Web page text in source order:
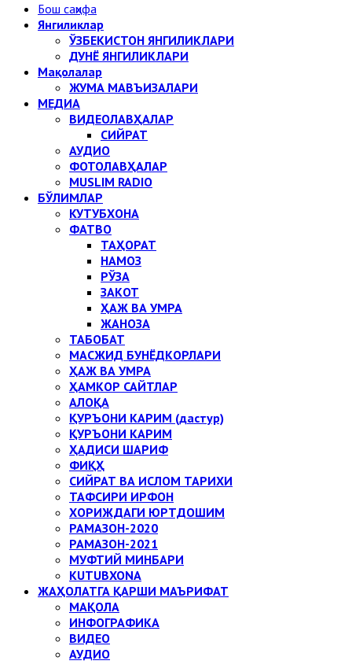
Бош саҳифа
Янгиликлар
ЎЗБЕКИСТОН ЯНГИЛИКЛАРИ
ДУНЁ ЯНГИЛИКЛАРИ
Мақолалар
ЖУМА МАВЪИЗАЛАРИ
МЕДИА
ВИДЕОЛАВҲАЛАР
СИЙРАТ
АУДИО
ФОТОЛАВҲАЛАР
MUSLIM RADIO
БЎЛИМЛАР
КУТУБХОНА
ФАТВО
ТАҲОРАТ
НАМОЗ
РЎЗА
ЗАКОТ
ҲАЖ ВА УМРА
ЖАНОЗА
ТАБОБАТ
МАСЖИД БУНЁДКОРЛАРИ
ҲАЖ ВА УМРА
ҲАМКОР САЙТЛАР
АЛОҚА
ҚУРЪОНИ КАРИМ (дастур)
ҚУРЪОНИ КАРИМ
ҲАДИСИ ШАРИФ
ФИҚҲ
СИЙРАТ ВА ИСЛОМ ТАРИХИ
ТАФСИРИ ИРФОН
ХОРИЖДАГИ ЮРТДОШИМ
РАМАЗОН-2020
РАМАЗОН-2021
МУФТИЙ МИНБАРИ
KUTUBXONA
ЖАҲОЛАТГА ҚАРШИ МАЪРИФАТ
МАҚОЛА
ИНФОГРАФИКА
ВИДЕО
АУДИО